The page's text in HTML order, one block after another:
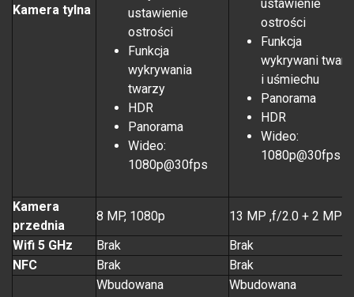
Kamera tylna
ustawienie
ostrości
Funkcja
wykrywania
twarzy
HDR
Panorama
Wideo:
1080p@30fps
ustawienie
ostrości
Funkcja
wykrywani
i uśmiechu
Panorama
HDR
Wideo:
1080p@30fps
Kamera
przednia
8 MP, 1080p
13 MP ,f/2.0 + 2 MP
Wifi 5 GHz
Brak
Brak
NFC
Brak Brak
Wbudowana
Wbudowana